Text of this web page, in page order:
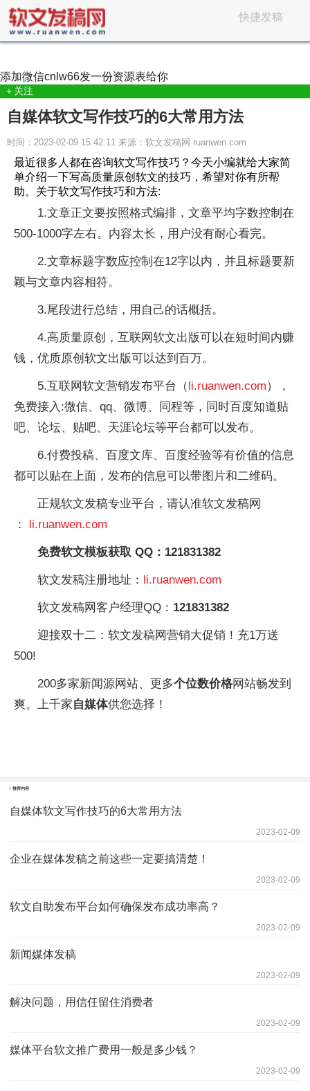
快捷发稿
添加微信cnlw66发一份资源表给你
＋关注
自媒体软文写作技巧的6大常用方法
时间：2023-02-09 15:42:11 来源：软文发稿网 ruanwen.com
最近很多人都在咨询软文写作技巧？今天小编就给大家简
单介绍一下写高质量原创软文的技巧，希望对你有所帮
助。关于软文写作技巧和方法:
1.文章正文要按照格式编排，文章平均字数控制在
500-1000字左右。内容太长，用户没有耐心看完。
2.文章标题字数应控制在12字以内，并且标题要新
颖与文章内容相符。
3.尾段进行总结，用自己的话概括。
4.高质量原创，互联网软文出版可以在短时间内赚
钱，优质原创软文出版可以达到百万。
5.互联网软文营销发布平台（li.ruanwen.com），
免费接入:微信、qq、微博、同程等，同时百度知道贴
吧、论坛、贴吧、天涯论坛等平台都可以发布。
6.付费投稿、百度文库、百度经验等有价值的信息
都可以贴在上面，发布的信息可以带图片和二维码。
正规软文发稿专业平台，请认准软文发稿网
：
li.ruanwen.com
免费软文模板获取 QQ：121831382
软文发稿注册地址： li.ruanwen.com
软文发稿网客户经理QQ： 121831382
迎接双十二：软文发稿网营销大促销！充1万送
500!
200多家新闻源网站、更多个位数价格网站畅发到
爽。上千家自媒体供您选择！
推荐内容
自媒体软文写作技巧的6大常用方法
2023-02-09
企业在媒体发稿之前这些一定要搞清楚！
2023-02-09
软文自助发布平台如何确保发布成功率高？
2023-02-09
新闻媒体发稿
2023-02-09
解决问题，用信任留住消费者
2023-02-09
媒体平台软文推广费用一般是多少钱？
2023-02-09